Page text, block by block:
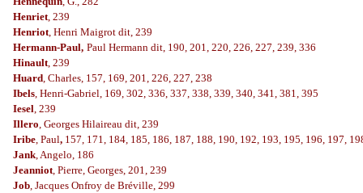
Henriet, 239
Henriot, Henri Maigrot dit, 239
Hermann-Paul, Paul Hermann dit, 190, 201, 220, 226, 227, 239, 336
Hinault, 239
Huard, Charles, 157, 169, 201, 226, 227, 238
Ibels, Henri-Gabriel, 169, 302, 336, 337, 338, 339, 340, 341, 381, 395
Iesel, 239
Illero, Georges Hilaireau dit, 239
Iribe, Paul, 157, 171, 184, 185, 186, 187, 188, 190, 192, 193, 195, 196, 197,
Jank, Angelo, 186
Jeanniot, Pierre, Georges, 201, 239
Job, Jacques Onfroy de Bréville, 299